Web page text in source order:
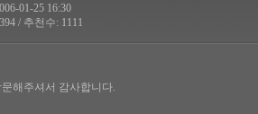
01-25 16:30
/ 추천수: 1111
해주셔서 감사합니다.